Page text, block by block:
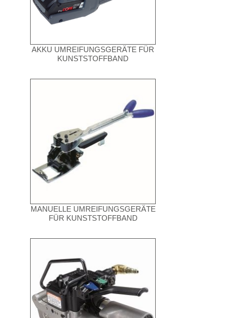
AKKU UMREIFUNGSGERÄTE FÜR
KUNSTSTOFFBAND
MANUELLE UMREIFUNGSGERÄTE
FÜR KUNSTSTOFFBAND